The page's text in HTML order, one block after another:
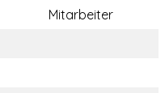
Mitarbeiter